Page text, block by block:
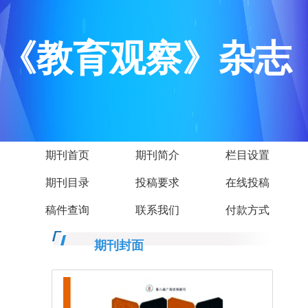
《教育观察》杂志
期刊首页 期刊简介 栏目设置
期刊目录 投稿要求 在线投稿
稿件查询 联系我们 付款方式
期刊封面